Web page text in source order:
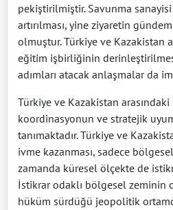
pekiştirilmiştir. Savunma
artırılması, yine ziyaretin
olmuştur. Türkiye ve Kazakistan
eğitim işbirliğinin
adımları atacak anlaşmalar da
Türkiye ve Kazakistan
koordinasyonun ve stratejik
tanımaktadır. Türkiye ve
ivme kazanması, sadece
zamanda küresel ölçekte de
İstikrar odaklı bölgesel zeminin
hüküm sürdüğü jeopolitik